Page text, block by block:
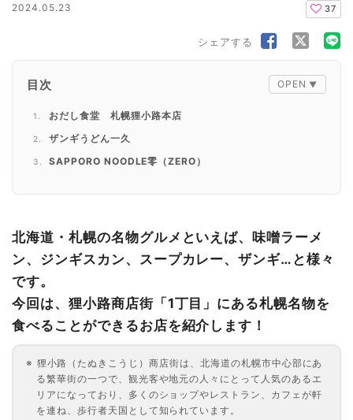
2024.05.23 37
シェアする
目次
おだし食堂 札幌狸小路本店
ザンギうどん一久
SAPPORO NOODLE零（ZERO）
北海道・札幌の名物グルメといえば、味噌ラーメ
ン、ジンギスカン、スープカレー、ザンギ…と様々
です。
今回は、狸小路商店街「1丁目」にある札幌名物を
食べることができるお店を紹介します！
狸小路（たぬきこうじ）商店街は、北海道の札幌市中心部にあ
る繁華街の一つで、観光客や地元の人々にとって人気のあるエ
リアになっており、多くのショップやレストラン、カフェが軒
を連ね、歩行者天国として知られています。